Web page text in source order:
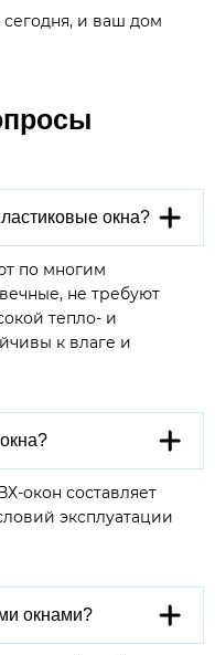
и ваш дом
окна?
по многим
не требуют
тепло- и
к влаге и
окон составляет
эксплуатации
окнами?